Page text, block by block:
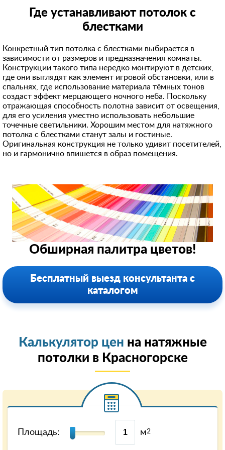
Где устанавливают потолок с
блестками
Конкретный тип потолка с блестками выбирается в
зависимости от размеров и предназначения комнаты.
Конструкции такого типа нередко монтируют в детских,
где они выглядят как элемент игровой обстановки, или в
спальнях, где использование материала тёмных тонов
создаст эффект мерцающего ночного неба. Поскольку
отражающая способность полотна зависит от освещения,
для его усиления уместно использовать небольшие
точечные светильники. Хорошим местом для натяжного
потолка с блестками станут залы и гостиные.
Оригинальная конструкция не только удивит посетителей,
но и гармонично впишется в образ помещения.
Обширная палитра цветов!
Бесплатный выезд консультанта с
каталогом
Калькулятор цен на натяжные
потолки в Красногорске
Площадь: м2